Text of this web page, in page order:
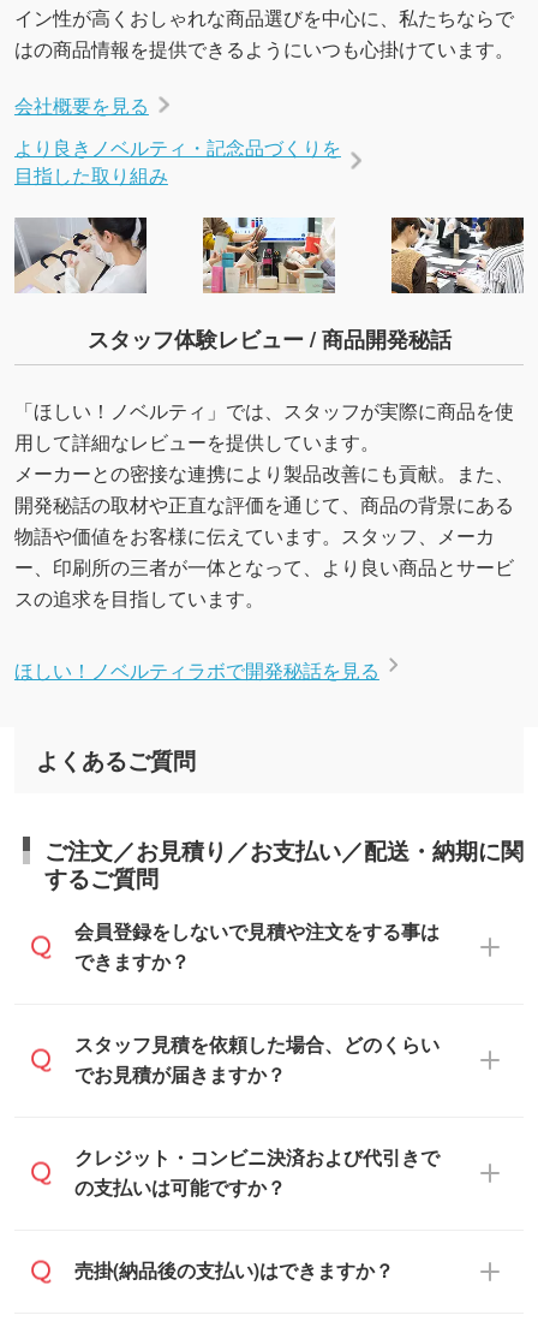
イン性が高くおしゃれな商品選びを中心に、私たちならで
はの商品情報を提供できるようにいつも心掛けています。
会社概要を見る
より良きノベルティ・記念品づくりを
目指した取り組み
スタッフ体験レビュー / 商品開発秘話
「ほしい！ノベルティ」では、スタッフが実際に商品を使
用して詳細なレビューを提供しています。
メーカーとの密接な連携により製品改善にも貢献。また、
開発秘話の取材や正直な評価を通じて、商品の背景にある
物語や価値をお客様に伝えています。スタッフ、メーカ
ー、印刷所の三者が一体となって、より良い商品とサービ
スの追求を目指しています。
ほしい！ノベルティラボで開発秘話を見る
よくあるご質問
ご注文／お見積り／お支払い／配送・納期に関
するご質問
会員登録をしないで見積や注文をする事は
できますか？
可能です。見積・注文フォームにて『ゲス
トのまま進む』ボタンからお進みのうえ、
スタッフ見積を依頼した場合、どのくらい
でお見積が届きますか？
通常、翌営業日までにお送りしておりま
す。混雑状況によっては、お時間をいただ
翌営業日以降のご連絡となります。
クレジット・コンビニ決済および代引きで
の支払いは可能ですか？
銀行振込のみのご対応となります。
売掛(納品後の支払い)はできますか？